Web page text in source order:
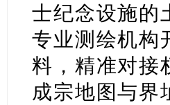
士纪念设施的
专业测绘机构
料，精准对接
成宗地图与界